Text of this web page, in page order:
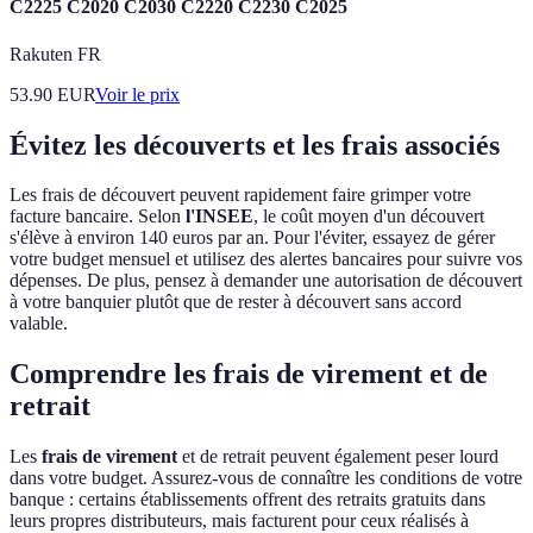
C2225 C2020 C2030 C2220 C2230 C2025
Rakuten FR
53.90 EURVoir le prix
Évitez les découverts et les frais associés
Les frais de découvert peuvent rapidement faire grimper votre
facture bancaire. Selon l'INSEE, le coût moyen d'un découvert
s'élève à environ 140 euros par an. Pour l'éviter, essayez de gérer
votre budget mensuel et utilisez des alertes bancaires pour suivre vos
dépenses. De plus, pensez à demander une autorisation de découvert
à votre banquier plutôt que de rester à découvert sans accord
valable.
Comprendre les frais de virement et de
retrait
Les frais de virement et de retrait peuvent également peser lourd
dans votre budget. Assurez-vous de connaître les conditions de votre
banque : certains établissements offrent des retraits gratuits dans
leurs propres distributeurs, mais facturent pour ceux réalisés à